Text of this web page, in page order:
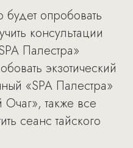
опробовать
консультации
Палестра»
экзотический
«SPA Палестра»
также все
сеанс тайского